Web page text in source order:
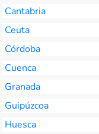
Cantabria
Ceuta
Córdoba
Cuenca
Granada
Guipúzcoa
Huesca